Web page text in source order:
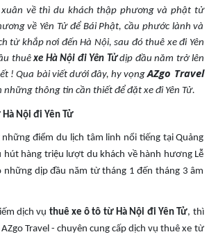
về thì du khách thập phương và phật tử
về Yên Tử để Bái Phật, cầu phước lành và
từ khắp nơi đến Hà Nội, sau đó thuê xe đi Yên
thuêxe Hà Nội đi Yên Tửdịp đầu năm trở lên
! Qua bài viết dưới đây, hy vọngAZgo Travel
những thông tin cần thiết để đặt xe đi Yên Tử.
Nội đi Yên Tử
những điểm du lịch tâm linh nổi tiếng tại Quảng
hút hàng triệu lượt du khách về hành hương Lễ
những dịp đầu năm từ tháng 1 đến tháng 3 âm
dịch vụ thuê xe ô tô từ Hà Nội đi Yên Tử, thì
Travel - chuyên cung cấp dịch vụ thuê xe từ